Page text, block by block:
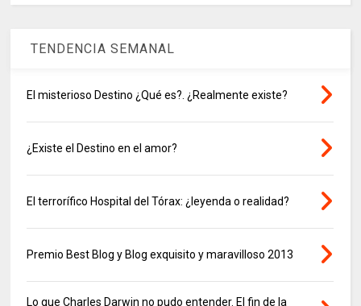
TENDENCIA SEMANAL
El misterioso Destino ¿Qué es?. ¿Realmente existe?
¿Existe el Destino en el amor?
El terrorífico Hospital del Tórax: ¿leyenda o realidad?
Premio Best Blog y Blog exquisito y maravilloso 2013
Lo que Charles Darwin no pudo entender. El fin de la